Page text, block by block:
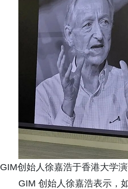
GIM创始人徐嘉浩于香港大学
GIM 创始人徐嘉浩表示，